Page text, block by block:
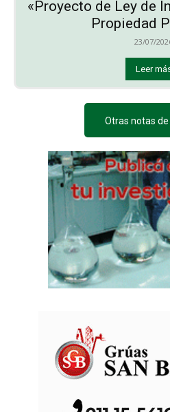
«Proyecto de Ley de
Propiedad
23/07/
Leer
Otras notas